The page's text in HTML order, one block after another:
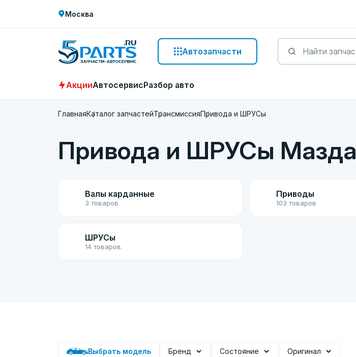
Москва
Автозапчасти
АкцииАвтосервисРазбор авто
ГлавнаяКаталог запчастейТрансмиссияПривода и ШРУСы
Привода и ШРУСы Мазда
Валы карданные
3 товаров
Приводы
103 товаров
ШРУСы
14 товаров
Выбрать модель Бренд Состояние Оригинал